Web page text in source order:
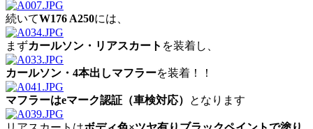
続いてW176 A250には、
まずカールソン・リアスカート を装着し、
カールソン・4本出しマフラーを装着！！
マフラーはeマーク認証（車検対応） となります